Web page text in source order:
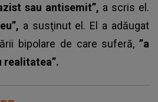
sau antisemit”, a scris el.
a susţinut el. El a adăugat
bipolare de care suferă, ”a